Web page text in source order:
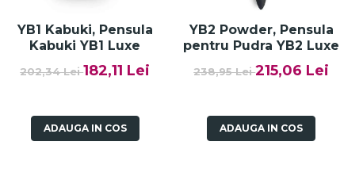
YB1 Kabuki, Pensula
Kabuki YB1 Luxe
202,34 Lei182,11 Lei
ADAUGA IN COS
YB2 Powder, Pensula
pentru Pudra YB2 Luxe
238,95 Lei215,06 Lei
ADAUGA IN COS